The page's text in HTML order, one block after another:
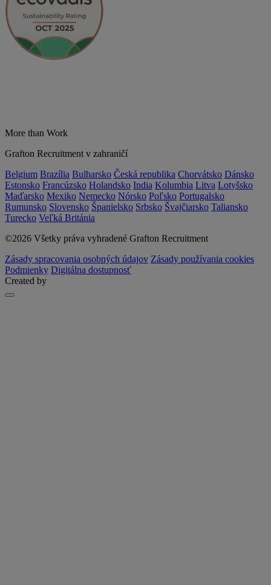
More than Work
Grafton Recruitment v zahraničí
Belgium Brazília Bulharsko Česká republika Chorvátsko Dánsko
Estonsko Francúzsko Holandsko India Kolumbia Litva Lotyšsko
Maďarsko Mexiko Nemecko Nórsko Poľsko Portugalsko
Rumunsko Slovensko Španielsko Srbsko Švajčiarsko Taliansko
Turecko Veľká Británia
©2026 Všetky práva vyhradené Grafton Recruitment
Zásady spracovania osobných údajov Zásady používania cookies
Podmienky Digitálna dostupnosť
Created by